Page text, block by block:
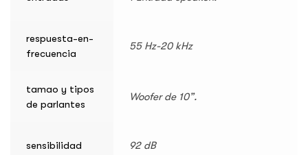
respuesta-en-
frecuencia
55 Hz-20 kHz
tamao y tipos
de parlantes
Woofer de 10”.
sensibilidad 92 dB